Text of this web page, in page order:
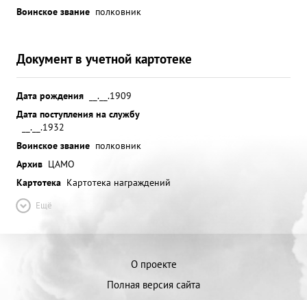
Воинское звание полковник
Документ в учетной картотеке
Дата рождения
__.__.1909
Дата поступления на службу
__.__.1932
Воинское звание полковник
Архив ЦАМО
Картотека Картотека награждений
Ещё
О проекте
Полная версия сайта